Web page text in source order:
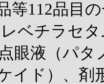
等112品目
ベチラセ
眼液（パ
イド）、剤